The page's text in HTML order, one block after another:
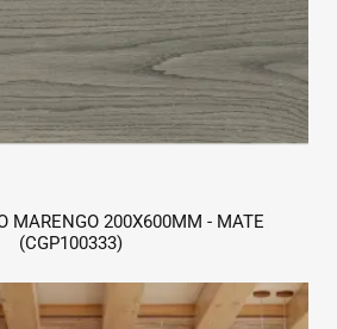
MARENGO 200X600MM - MATE
(CGP100333)